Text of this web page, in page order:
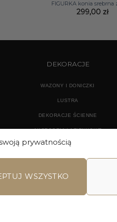
prywatnością
WSZYSTKO
FIGURKA konia srebrna
299,00 zł
DEKORACJE
WAZONY I DONICZKI
LUSTRA
DEKORACJE ŚCIENNE
AKCESORIA ŁAZIENKOWE
TEKSTYLIA